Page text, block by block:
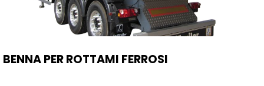
BENNA PER ROTTAMI FERROSI